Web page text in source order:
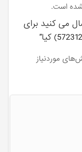
است.
می کنید برای
موردنیاز